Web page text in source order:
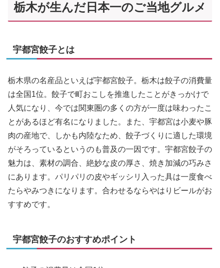
栃木が生んだ日本一のご当地グルメ
宇都宮餃子とは
栃木県の名産品といえば宇都宮餃子。栃木は餃子の消費量
は全国1位。餃子で町おこしを推進したことがきっかけで
人気になり、今では関東圏の多くの方が一度は味わったこ
とがあるほど有名になりました。また、宇都宮は小麦や豚
肉の産地で、しかも内陸なため、餃子づくりに適した環境
がそろっているというのも普及の一因です。宇都宮餃子の
魅力は、素材の調合、絶妙な皮の厚さ、焼き加減の巧みさ
にあります。パリパリの皮やギッシリ入った具は一度食べ
たらやみつきになります。合わせるならやはりビールがお
すすめです。
宇都宮餃子のおすすめポイント